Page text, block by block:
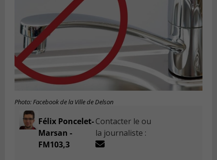
Photo: Facebook de la Ville de Delson
Félix Poncelet-
Marsan -
FM103,3
Contacter le ou
la journaliste :